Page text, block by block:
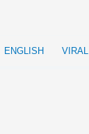
ENGLISH VIRAL